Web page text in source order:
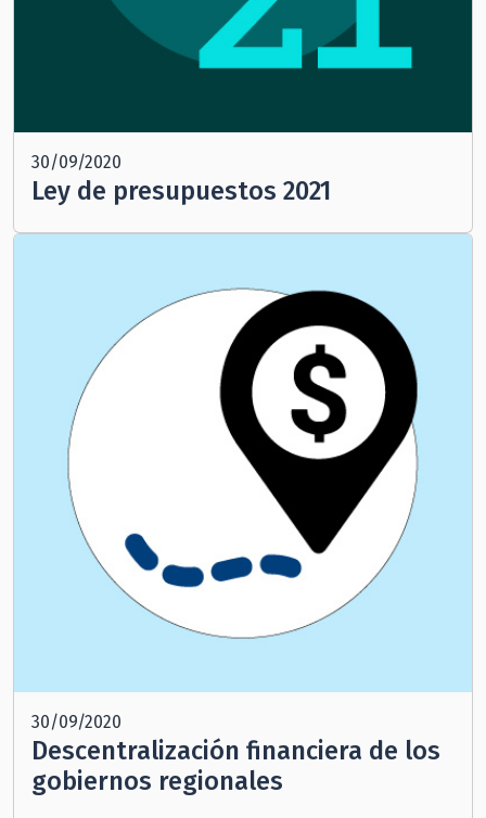
30/09/2020
Ley de presupuestos 2021
30/09/2020
Descentralización financiera de los
gobiernos regionales